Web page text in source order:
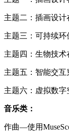
主题二：插画设
主题三：可持续环
主题四：生物技术
主题五：智能交互
主题六：虚拟数
音乐类：
作曲—使用